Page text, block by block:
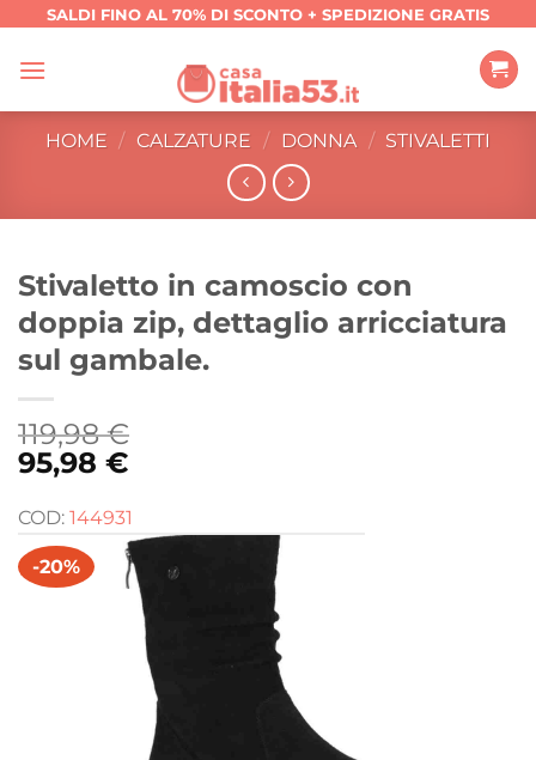
contenuti
SALDI FINO AL 70% DI SCONTO + SPEDIZIONE GRATIS
HOME / CALZATURE / DONNA / STIVALETTI
Stivaletto in camoscio con
doppia zip, dettaglio arricciatura
sul gambale.
119,98€
95,98 €
COD: 144931
-20%